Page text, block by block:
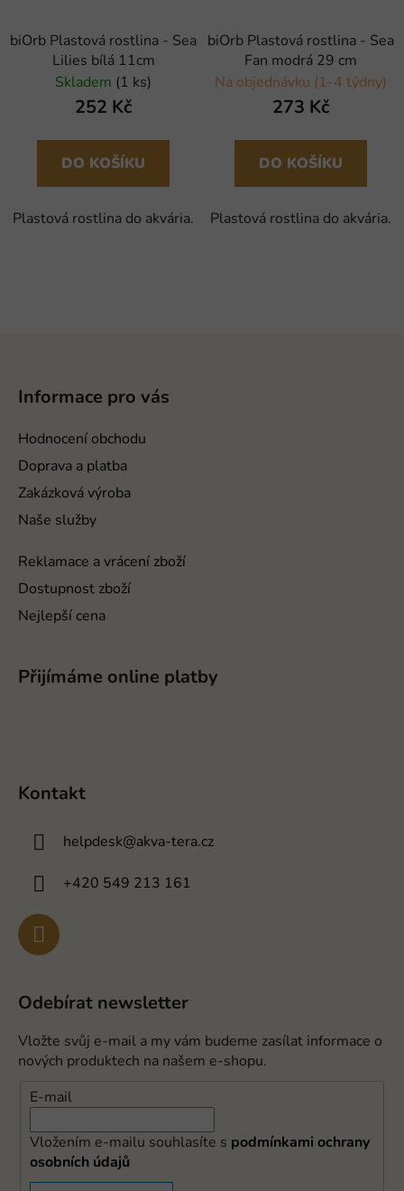
biOrb Plastová rostlina - Sea
Lilies bílá 11cm
Skladem (1 ks)
252 Kč
DO KOŠÍKU
Plastová rostlina do akvária.
biOrb Plastová rostlina - Sea
Fan modrá 29 cm
Na objednávku (1-4 týdny)
273 Kč
DO KOŠÍKU
Plastová rostlina do akvária.
Informace pro vás
Hodnocení obchodu
Doprava a platba
Zakázková výroba
Naše služby
Reklamace a vrácení zboží
Dostupnost zboží
Nejlepší cena
Přijímáme online platby
Kontakt
helpdesk@akva-tera.cz
+420 549 213 161
Odebírat newsletter
Vložte svůj e-mail a my vám budeme zasílat informace o
nových produktech na našem e-shopu.
E-mail
Vložením e-mailu souhlasíte s podmínkami ochrany
osobních údajů